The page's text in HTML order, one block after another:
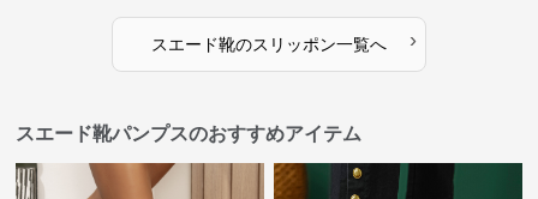
スエード靴のスリッポン一覧へ ›
スエード靴パンプスのおすすめアイテム